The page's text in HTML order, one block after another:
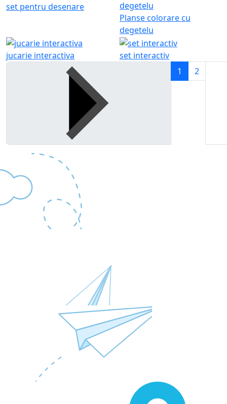
set pentru desenare
Planse colorare cu
degetelu
jucarie interactiva
set interactiv
1
2